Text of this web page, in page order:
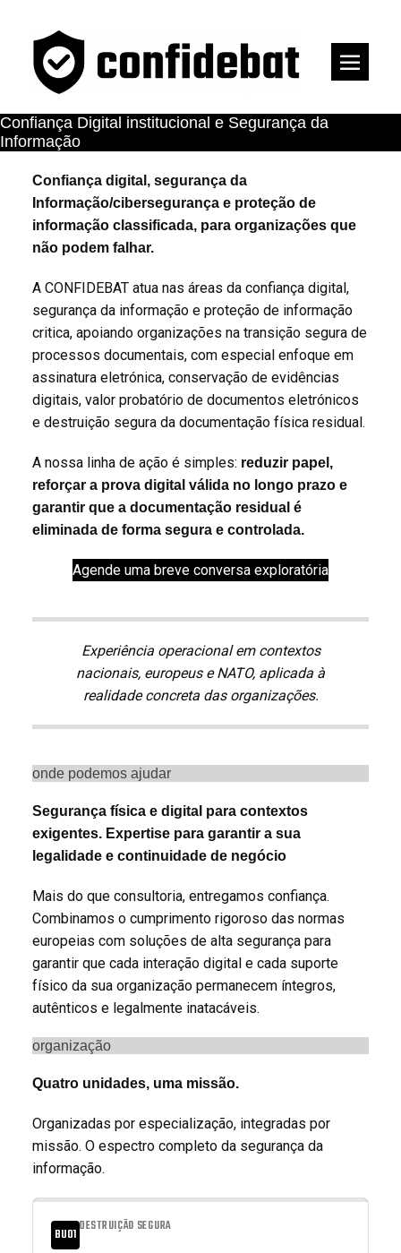
Skip
content
Menu
Confiança Digital institucional e Segurança da
Informação
Confiança digital, segurança da
Informação/cibersegurança e proteção de
informação classificada, para organizações que
não podem falhar.
A CONFIDEBAT atua nas áreas da confiança digital,
segurança da informação e proteção de informação
critica, apoiando organizações na transição segura de
processos documentais, com especial enfoque em
assinatura eletrónica, conservação de evidências
digitais, valor probatório de documentos eletrónicos
e destruição segura da documentação física residual.
A nossa linha de ação é simples: reduzir papel,
reforçar a prova digital válida no longo prazo e
garantir que a documentação residual é
eliminada de forma segura e controlada.
Agende uma breve conversa exploratória
Experiência operacional em contextos
nacionais, europeus e NATO, aplicada à
realidade concreta das organizações.
onde podemos ajudar
Segurança física e digital para contextos
exigentes. Expertise para garantir a sua
legalidade e continuidade de negócio
Mais do que consultoria, entregamos confiança.
Combinamos o cumprimento rigoroso das normas
europeias com soluções de alta segurança para
garantir que cada interação digital e cada suporte
físico da sua organização permanecem íntegros,
autênticos e legalmente inatacáveis.
organização
Quatro unidades, uma missão.
Organizadas por especialização, integradas por
missão. O espectro completo da segurança da
informação.
BU01 DESTRUIÇÃO SEGURA